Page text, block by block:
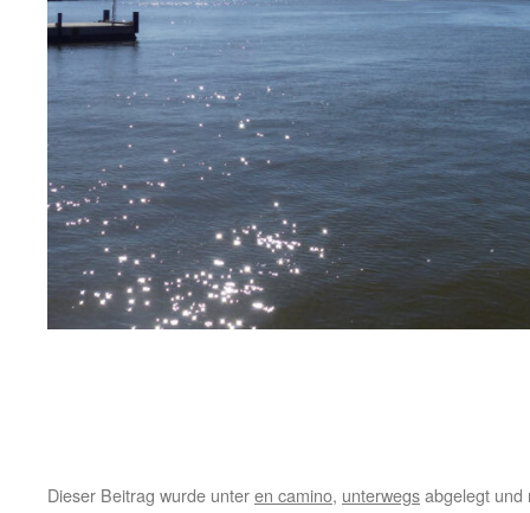
Dieser Beitrag wurde unteren camino, unterwegsabgelegt